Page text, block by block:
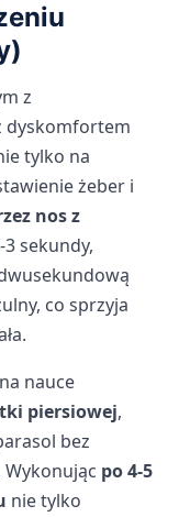
z
dyskomfortem
tylko na
żeber i
nos z
sekundy,
co sprzyja
nauce
piersiowej,
bez
po 4-5
nie tylko